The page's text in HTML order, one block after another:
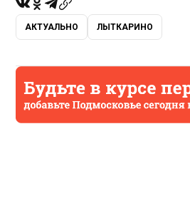
АКТУАЛЬНО ЛЫТКАРИНО